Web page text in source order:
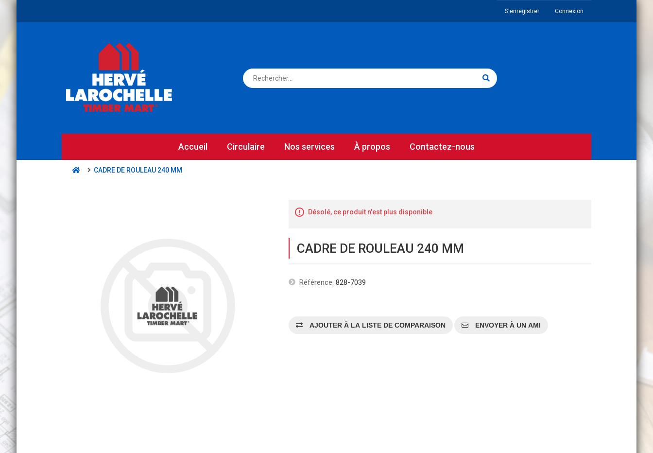
S'enregistrer Connexion
Accueil Circulaire Nos services À propos Contactez-nous
CADRE DE ROULEAU 240 MM
Désolé, ce produit n'est plus disponible
CADRE DE ROULEAU 240 MM
Référence: 828-7039
AJOUTER À LA LISTE DE COMPARAISON ENVOYER À UN AMI